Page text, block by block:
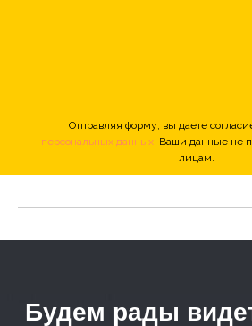
Отправляя форму, вы даете
персональных данных. Ваши данные не
лицам.